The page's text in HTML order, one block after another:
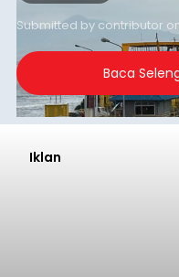
Submitted by contributor
Baca
Iklan